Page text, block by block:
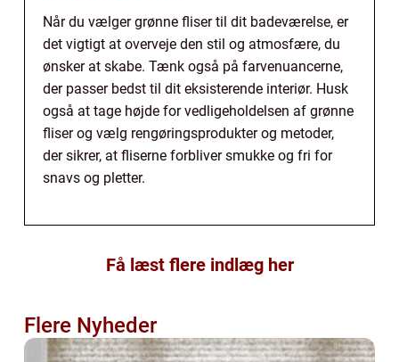
Når du vælger grønne fliser til dit badeværelse, er
det vigtigt at overveje den stil og atmosfære, du
ønsker at skabe. Tænk også på farvenuancerne,
der passer bedst til dit eksisterende interiør. Husk
også at tage højde for vedligeholdelsen af grønne
fliser og vælg rengøringsprodukter og metoder,
der sikrer, at fliserne forbliver smukke og fri for
snavs og pletter.
Få læst flere indlæg her
Flere Nyheder